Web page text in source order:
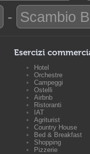
- Scambio
Esercizi
Hotel
Orchestre
Campeggi
Ostelli
Airbnb
Ristoranti
IAT
Agriturist
Country House
Bed & Breakfast
Shopping
Pizzerie